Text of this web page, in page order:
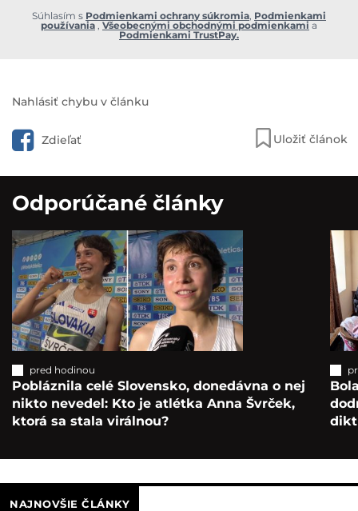
Súhlasím s Podmienkami ochrany súkromia Podmienkami
používania Všeobecnými obchodnými podmienkami a
Podmienkami TrustPay.
Nahlásiť chybu v článku
Zdieľať Uložiť článok
Odporúčané články
pred hodinou
Pobláznila celé Slovensko, donedávna o nej
nikto nevedel: Kto je atlétka Anna Švrček,
ktorá sa stala virálnou?
NAJNOVŠIE ČLÁNKY